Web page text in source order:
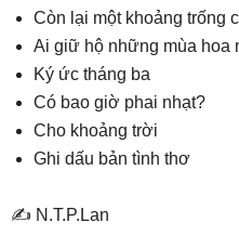
Còn lại một khoảng trống
Ai giữ hộ những mùa hoa
Ký ức tháng ba
Có bao giờ phai nhạt?
Cho khoảng trời
Ghi dấu bản tình thơ
✍️ N.T.P.Lan